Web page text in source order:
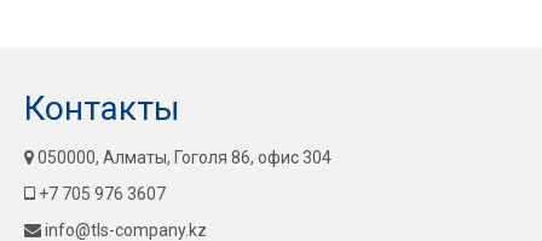
Контакты
050000, Алматы, Гоголя 86, офис 304
+7 705 976 3607
info@tls-company.kz